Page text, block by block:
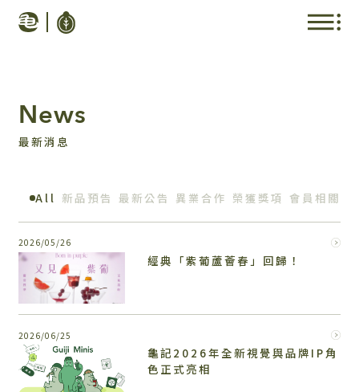
最新消息
News
All 新品預告 最新公告 異業合作 榮獲獎項 會員相關
2026/05/26
經典「紫葡蘆薈春」回歸！
2026/06/25
龜記2026年全新視覺與品牌IP角
色正式亮相